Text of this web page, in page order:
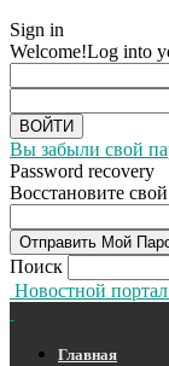
Sign in
Welcome!Log into
Вы забыли свой
Password recovery
Восстановите
Поиск
Новостной
Главная